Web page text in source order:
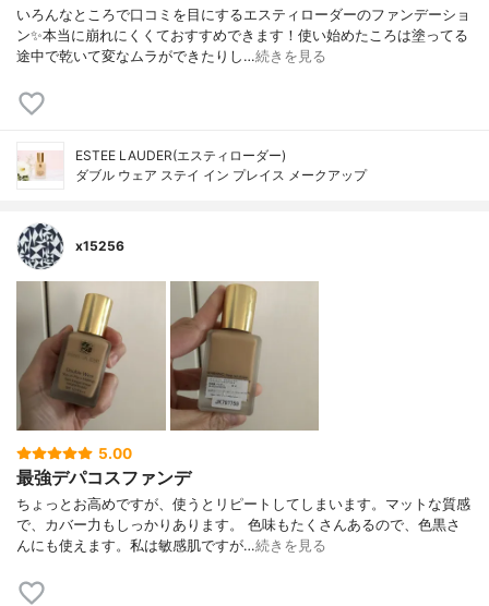
いろんなところで口コミを目にするエスティローダーのファンデーショ
ン✨本当に崩れにくくておすすめできます！使い始めたころは塗ってる
途中で乾いて変なムラができたりし…続きを見る
ESTEE LAUDER(エスティローダー)
ダブル ウェア ステイ イン プレイス メークアップ
x15256
5.00
最強デパコスファンデ
ちょっとお高めですが、使うとリピートしてしまいます。マットな質感
で、カバー力もしっかりあります。 色味もたくさんあるので、色黒さ
んにも使えます。私は敏感肌ですが…続きを見る